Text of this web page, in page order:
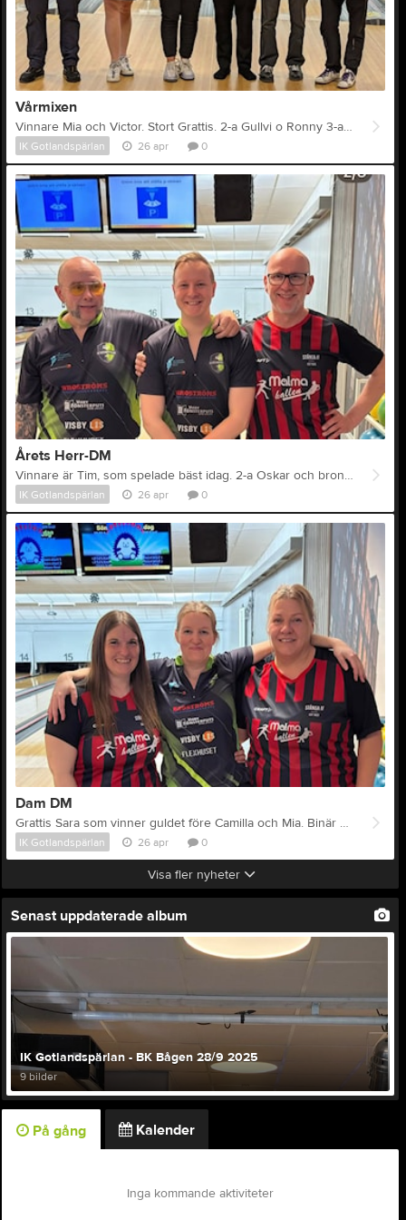
Vårmixen
Vinnare Mia och Victor. Stort Grattis. 2-a Gullvi o Ronny 3-a Eva och Danne
IK Gotlandspärlan 26 apr 0
Årets Herr-DM
Vinnare är Tim, som spelade bäst idag. 2-a Oskar och bronset gick till Danne. Grattis till er alla.
IK Gotlandspärlan 26 apr 0
Dam DM
Grattis Sara som vinner guldet före Camilla och Mia. Binär grymma alla tre. Idag var Sara bäst
IK Gotlandspärlan 26 apr 0
Visa fler nyheter
Senast uppdaterade album
IK Gotlandspärlan - BK Bågen 28/9 2025
9 bilder
På gång Kalender
Inga kommande aktiviteter